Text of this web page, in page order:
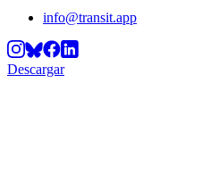
info@transit.app
Descargar